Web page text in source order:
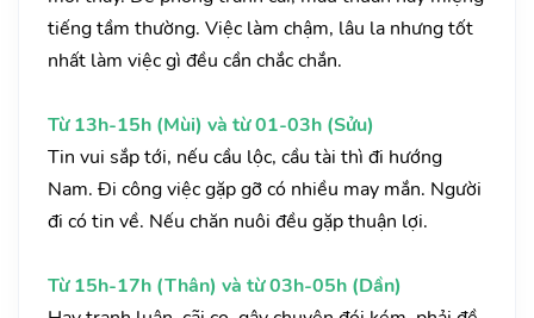
tiếng tầm thường. Việc làm chậm, lâu la nhưng tốt
nhất làm việc gì đều cần chắc chắn.
Từ 13h-15h (Mùi) và từ 01-03h (Sửu)
Tin vui sắp tới, nếu cầu lộc, cầu tài thì đi hướng
Nam. Đi công việc gặp gỡ có nhiều may mắn. Người
đi có tin về. Nếu chăn nuôi đều gặp thuận lợi.
Từ 15h-17h (Thân) và từ 03h-05h (Dần)